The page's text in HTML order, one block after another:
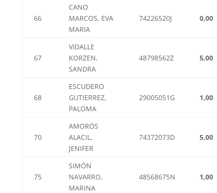
66
CANO
MARCOS, EVA
MARIA
74226520J 0,00
67
VIDALLE
KORZEN,
SANDRA
48798562Z 5,00
68
ESCUDERO
GUTIERREZ,
PALOMA
29005051G 1,00
70
AMORÓS
ALACIL,
JENIFER
74372073D 5,00
75
SIMÓN
NAVARRO,
MARINA
48568675N 1,00